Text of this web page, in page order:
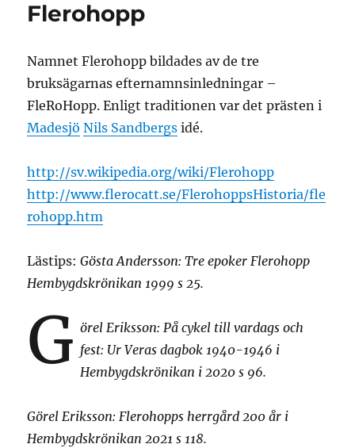
Flerohopp
Namnet Flerohopp bildades av de tre
bruksägarnas efternamnsinledningar –
FleRoHopp. Enligt traditionen var det prästen i
Madesjö Nils Sandbergs idé.
http://sv.wikipedia.org/wiki/Flerohopp
http://www.flerocatt.se/FlerohoppsHistoria/fle
rohopp.htm
Lästips:Gösta Andersson: Tre epoker Flerohopp
Hembygdskrönikan 1999 s 25.
G örel Eriksson: På cykel till vardags och
fest: Ur Veras dagbok 1940-1946 i
Hembygdskrönikan i 2020 s 96.
Görel Eriksson: Flerohopps herrgård 200 år i
Hembygdskrönikan 2021 s 118.